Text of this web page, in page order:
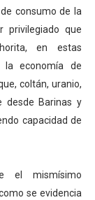
consumo de la
privilegiado que
en estas
la economía de
coltán, uranio,
desde Barinas y
capacidad de
el mismísimo
se evidencia